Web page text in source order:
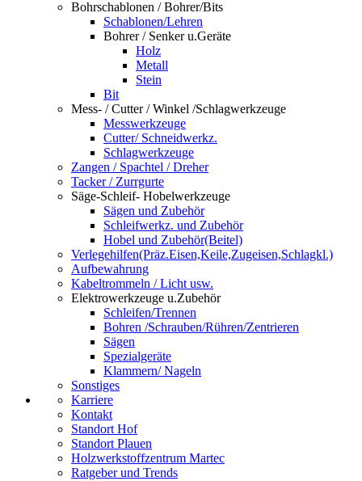
Bohrschablonen / Bohrer/Bits
Schablonen/Lehren
Bohrer / Senker u.Geräte
Holz
Metall
Stein
Bit
Mess- / Cutter / Winkel /Schlagwerkzeuge
Messwerkzeuge
Cutter/ Schneidwerkz.
Schlagwerkzeuge
Zangen / Spachtel / Dreher
Tacker / Zurrgurte
Säge-Schleif- Hobelwerkzeuge
Sägen und Zubehör
Schleifwerkz. und Zubehör
Hobel und Zubehör(Beitel)
Verlegehilfen(Präz.Eisen,Keile,Zugeisen,Schlagkl.)
Aufbewahrung
Kabeltrommeln / Licht usw.
Elektrowerkzeuge u.Zubehör
Schleifen/Trennen
Bohren /Schrauben/Rühren/Zentrieren
Sägen
Spezialgeräte
Klammern/ Nageln
Sonstiges
Karriere
Kontakt
Standort Hof
Standort Plauen
Holzwerkstoffzentrum Martec
Ratgeber und Trends